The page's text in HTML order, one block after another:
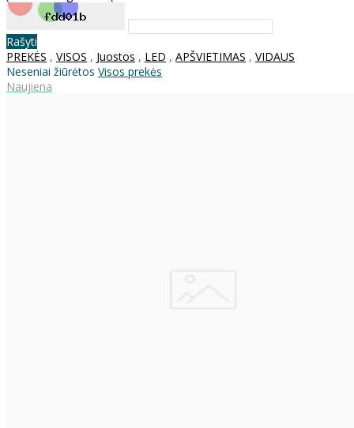
Rašyti
PREKĖS , VISOS , Juostos , LED , APŠVIETIMAS , VIDAUS
Neseniai žiūrėtos Visos prekės
Naujiena